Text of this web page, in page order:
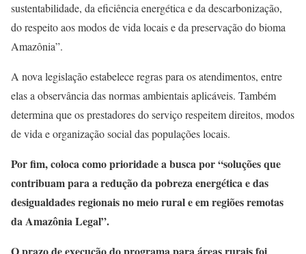
sustentabilidade, da eficiência energética e da descarbonização,
do respeito aos modos de vida locais e da preservação do bioma
Amazônia”.
A nova legislação estabelece regras para os atendimentos, entre
elas a observância das normas ambientais aplicáveis. Também
determina que os prestadores do serviço respeitem direitos, modos
de vida e organização social das populações locais.
Por fim, coloca como prioridade a busca por “soluções que
contribuam para a redução da pobreza energética e das
desigualdades regionais no meio rural e em regiões remotas
da Amazônia Legal”.